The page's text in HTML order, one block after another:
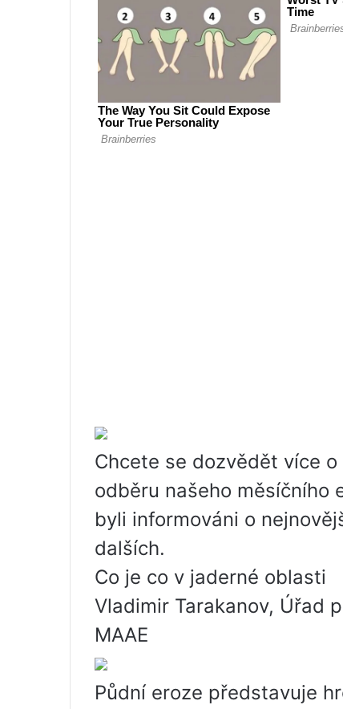
Chcete se dozvědět více
odběru našeho měsíčního
byli informováni o
dalších.
Co je co v jaderné oblasti
Vladimir Tarakanov, Úřad
MAAE
Půdní eroze představuje